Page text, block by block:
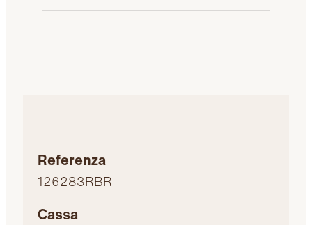
Referenza
126283RBR
Cassa